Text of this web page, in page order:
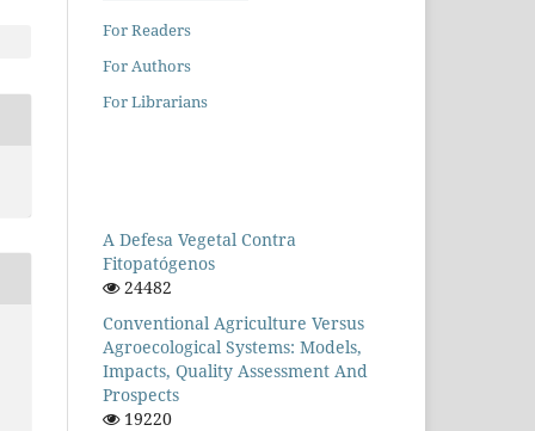
For Readers
For Authors
For Librarians
A Defesa Vegetal Contra
Fitopatógenos
24482
Conventional Agriculture Versus
Agroecological Systems: Models,
Impacts, Quality Assessment And
Prospects
19220